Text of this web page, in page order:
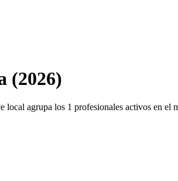
(2026)
agrupa los 1 profesionales activos en